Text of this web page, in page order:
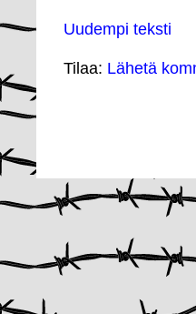
Uudempi teksti
Tilaa: Lähetä